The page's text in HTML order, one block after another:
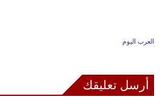
العرب اليوم
أرسل تعليقك